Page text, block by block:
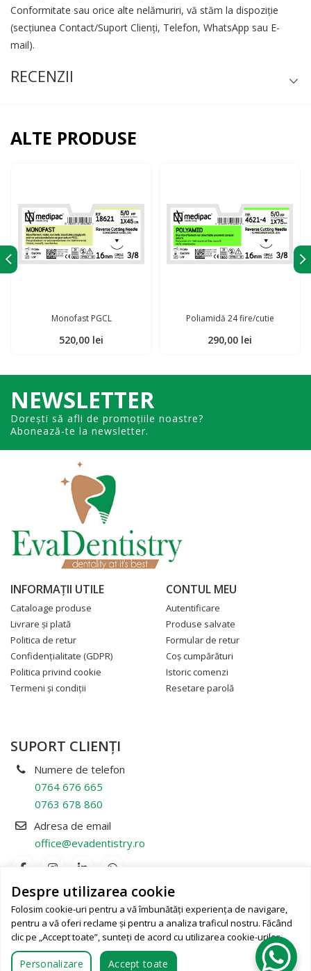
Despre utilizarea cookie
Folosim cookie-uri pentru a vă îmbunătăți experiența de navigare,
pentru a vă oferi reclame și pentru a analiza traficul nostru. Făcând
clic pe „Accept toate”, sunteți de acord cu utilizarea cookie-urilor.
Personalizare Accept toate
Conformitate sau orice alte nelămuriri, vă stăm la dispoziţie
(secţiunea Contact/Suport Clienți, Telefon, WhatsApp sau E-
mail).
RECENZII
ALTE PRODUSE
Monofast PGCL
520,00 lei
​Poliamidă 24 fire/cutie
290,00 lei
NEWSLETTER
Dorești să afli de promoțiile noastre?
Abonează-te la newsletter.
INFORMAŢII UTILE
Cataloage produse
Livrare şi plată
Politica de retur
Confidenţialitate (GDPR)
Politica privind cookie
Termeni şi condiţii
CONTUL MEU
Autentificare
Produse salvate
Formular de retur
Coş cumpărături
Istoric comenzi
Resetare parolă
SUPORT CLIENŢI
Numere de telefon
0764 676 665
0763 678 860
Adresa de email
office@evadentistry.ro
AUTORITATEA NAȚIONALĂ PENTRU
PROTECȚIA CONSUMATORILOR
Toate drepturile sunt rezervate.